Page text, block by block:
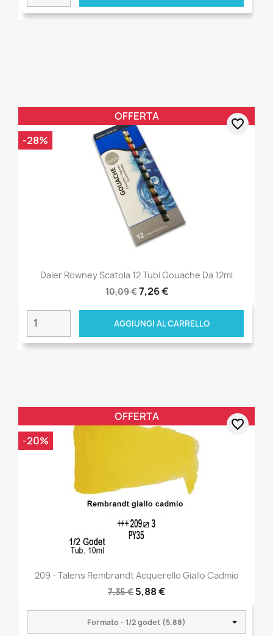
Daler Rowney Scatola 12 Tubi Gouache Da 12ml
10,09 €7,26 €
AGGIUNGI AL CARRELLO
OFFERTA
-28%
favorite_border
209 - Talens Rembrandt Acquerello Giallo Cadmio
7,35 € 5,88 €
OFFERTA
-20%
favorite_border